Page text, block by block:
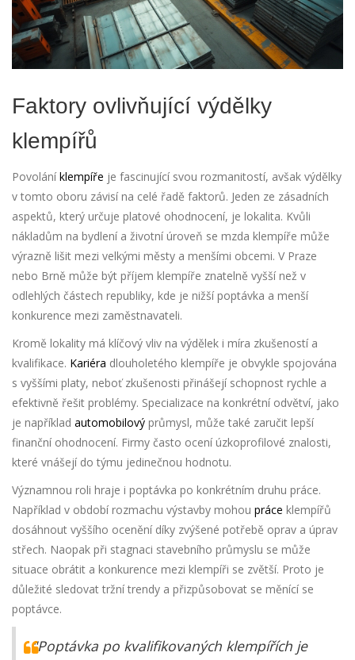
Faktory ovlivňující výdělky
klempířů
Povolání klempíře je fascinující svou rozmanitostí, avšak výdělky
v tomto oboru závisí na celé řadě faktorů. Jeden ze zásadních
aspektů, který určuje platové ohodnocení, je lokalita. Kvůli
nákladům na bydlení a životní úroveň se mzda klempíře může
výrazně lišit mezi velkými městy a menšími obcemi. V Praze
nebo Brně může být příjem klempíře znatelně vyšší než v
odlehlých částech republiky, kde je nižší poptávka a menší
konkurence mezi zaměstnavateli.
Kromě lokality má klíčový vliv na výdělek i míra zkušeností a
kvalifikace. Kariéra dlouholetého klempíře je obvykle spojována
s vyššími platy, neboť zkušenosti přinášejí schopnost rychle a
efektivně řešit problémy. Specializace na konkrétní odvětví, jako
je například automobilový průmysl, může také zaručit lepší
finanční ohodnocení. Firmy často ocení úzkoprofilové znalosti,
které vnášejí do týmu jedinečnou hodnotu.
Významnou roli hraje i poptávka po konkrétním druhu práce.
Například v období rozmachu výstavby mohou práce klempířů
dosáhnout vyššího ocenění díky zvýšené potřebě oprav a úprav
střech. Naopak při stagnaci stavebního průmyslu se může
situace obrátit a konkurence mezi klempíři se zvětší. Proto je
důležité sledovat tržní trendy a přizpůsobovat se měnící se
poptávce.
"Poptávka po kvalifikovaných klempířích je